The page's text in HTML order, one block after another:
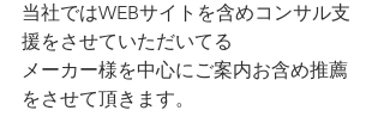
当社ではWEBサイトを含めコンサル支
援をさせていただいてる
メーカー様を中心にご案内お含め推薦
をさせて頂きます。